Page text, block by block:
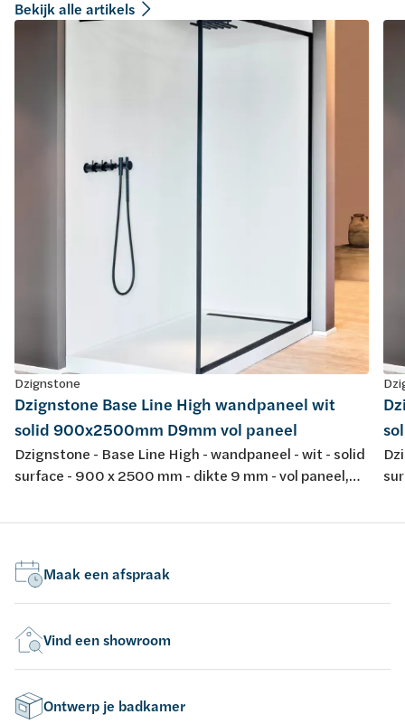
Bekijk alle artikels
Dzignstone
Dzignstone Base Line High wandpaneel wit
solid 900x2500mm D9mm vol paneel
Dzignstone - Base Line High - wandpaneel - wit - solid
surface - 900 x 2500 mm - dikte 9 mm - vol paneel,
Solid Connect
Maak een afspraak
Vind een showroom
Ontwerp je badkamer